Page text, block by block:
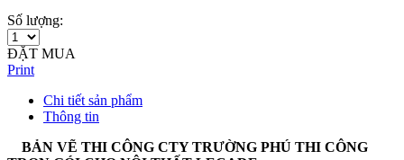
Số lượng:
ĐẶT MUA
Print
Chi tiết sản phẩm
Thông tin
BẢN VẼ THI CÔNG CTY TRƯỜNG PHÚ THI CÔNG